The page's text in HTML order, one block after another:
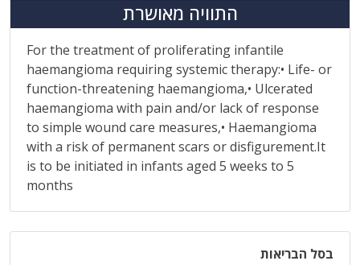
התוויה מאושרת
For the treatment of proliferating infantile
haemangioma requiring systemic therapy:• Life- or
function-threatening haemangioma,• Ulcerated
haemangioma with pain and/or lack of response
to simple wound care measures,• Haemangioma
with a risk of permanent scars or disfigurement.It
is to be initiated in infants aged 5 weeks to 5
months
בסל הבריאות